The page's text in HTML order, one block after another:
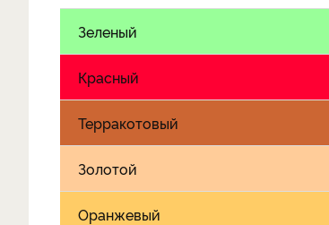
Зеленый
Красный
Терракотовый
Золотой
Оранжевый